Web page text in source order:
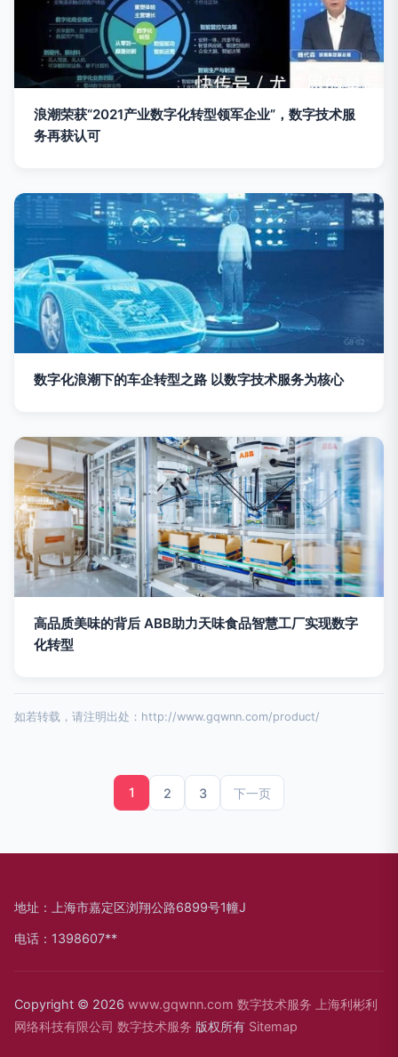
浪潮荣获“2021产业数字化转型领军企业”，数字技术服
务再获认可
数字化浪潮下的车企转型之路 以数字技术服务为核心
高品质美味的背后 ABB助力天味食品智慧工厂实现数字
化转型
如若转载，请注明出处：http://www.gqwnn.com/product/
1 2 3 下一页
地址：上海市嘉定区浏翔公路6899号1幢J
电话：1398607**
Copyright © 2026 www.gqwnn.com 数字技术服务
上海利彬利
网络科技有限公司 数字技术服务 版权所有 Sitemap